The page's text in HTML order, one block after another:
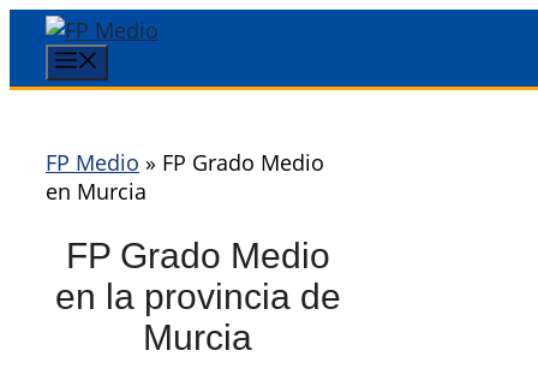
Saltar
contenido
FP Medio » FP Grado Medio
en Murcia
FP Grado Medio
en la provincia de
Murcia